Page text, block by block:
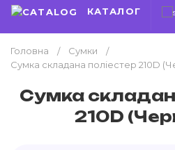
КАТАЛОГ
Головна
Сумки
Сумка складана поліестер 210D
Сумка
210D